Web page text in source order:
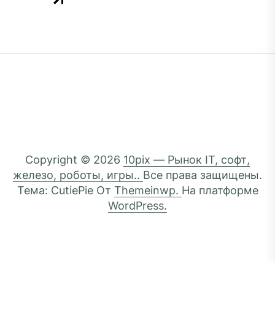
Copyright © 2026 10pix — Рынок IT, софт,
железо, роботы, игры.. Все права защищены.
Тема: CutiePie От Themeinwp. На платформе
WordPress.